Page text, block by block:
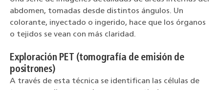
abdomen, tomadas desde distintos ángulos. Un
colorante, inyectado o ingerido, hace que los órganos
o tejidos se vean con más claridad.
Exploración PET (tomografía de emisión de
positrones)
A través de esta técnica se identifican las células de